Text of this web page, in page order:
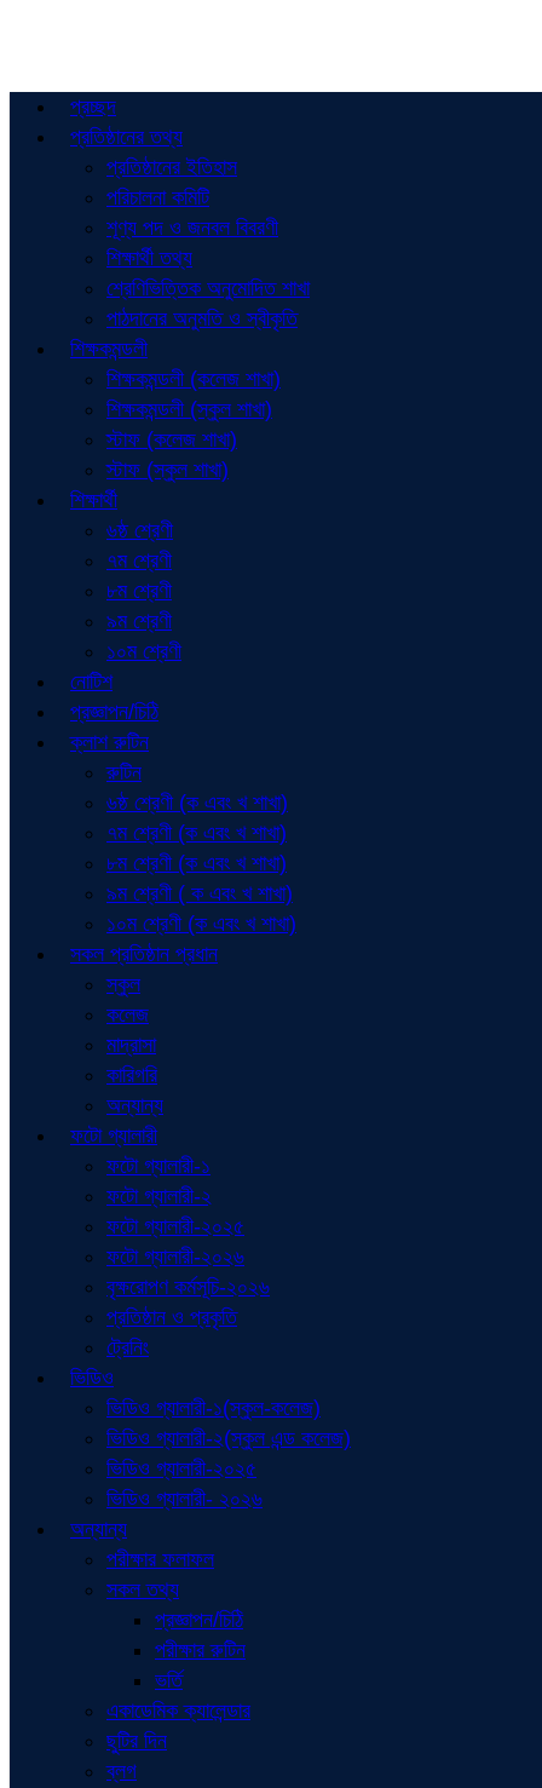
প্রচ্ছদ
প্রতিষ্ঠানের তথ্য
প্রতিষ্ঠানের ইতিহাস
পরিচালনা কমিটি
শূণ্য পদ ও জনবল বিবরণী
শিক্ষার্থী তথ্য
শ্রেণিভিত্তিক অনুমোদিত শাখা
পাঠদানের অনুমতি ও স্বীকৃতি
শিক্ষকমন্ডলী
শিক্ষকমন্ডলী (কলেজ শাখা)
শিক্ষকমন্ডলী (স্কুল শাখা)
স্টাফ (কলেজ শাখা)
স্টাফ (স্কুল শাখা)
শিক্ষার্থী
৬ষ্ঠ শ্রেণী
৭ম শ্রেণী
৮ম শ্রেণী
৯ম শ্রেণী
১০ম শ্রেণী
নোটিশ
প্রজ্ঞাপন/চিঠি
ক্লাশ রুটিন
রুটিন
৬ষ্ঠ শ্রেণী (ক এবং খ শাখা)
৭ম শ্রেণী (ক এবং খ শাখা)
৮ম শ্রেণী (ক এবং খ শাখা)
৯ম শ্রেণী ( ক এবং খ শাখা)
১০ম শ্রেণী (ক এবং খ শাখা)
সকল প্রতিষ্ঠান প্রধান
স্কুল
কলেজ
মাদ্রাসা
কারিগরি
অন্যান্য
ফটো গ্যালারী
ফটো গ্যালারী-১
ফটো গ্যালারী-২
ফটো গ্যালারী-২০২৫
ফটো গ্যালারী-২০২৬
বৃক্ষরোপণ কর্মসূচি-২০২৬
প্রতিষ্ঠান ও প্রকৃতি
ট্রেনিং
ভিডিও
ভিডিও গ্যালারী-১(স্কুল-কলেজ)
ভিডিও গ্যালারী-২(স্কুল এন্ড কলেজ)
ভিডিও গ্যালারী-২০২৫
ভিডিও গ্যালারী- ২০২৬
অন্যান্য
পরীক্ষার ফলাফল
সকল তথ্য
প্রজ্ঞাপন/চিঠি
পরীক্ষার রুটিন
ভর্তি
একাডেমিক ক্যালেন্ডার
ছুটির দিন
ব্লগ